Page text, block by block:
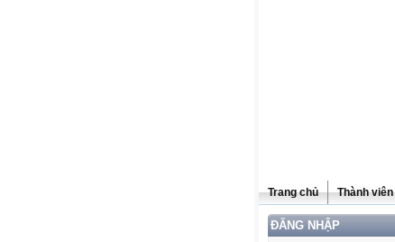
Trang chủ Thành viên
ĐĂNG NHẬP